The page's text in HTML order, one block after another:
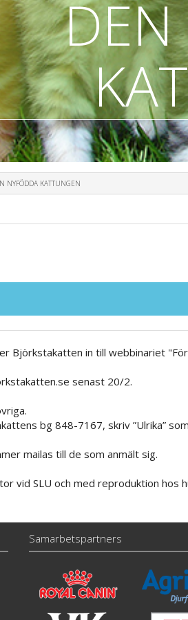
NYFÖDDA KATTUNGEN
Björkstakatten in till webbinariet
senast 20/2.
bg 848-7167, skriv ”Ulrika”
mailas till de som anmält sig.
vid SLU och med reproduktion hos
Samarbetspartners